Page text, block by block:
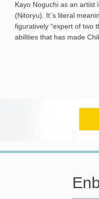
Kayo Noguchi as an artist
(Nitoryu). It`s literal
figuratively “expert of two
abilities that has made